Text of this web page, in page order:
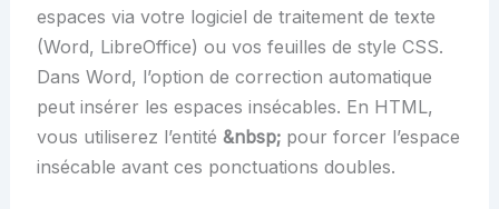
espaces via votre logiciel de traitement de texte
(Word, LibreOffice) ou vos feuilles de style CSS.
Dans Word, l’option de correction automatique
peut insérer les espaces insécables. En HTML,
vous utiliserez l’entité &nbsp;pour forcer l’espace
insécable avant ces ponctuations doubles.